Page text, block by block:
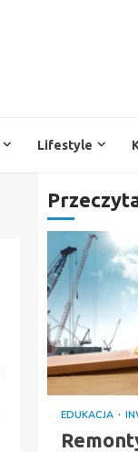
Lifestyle
EDUKACJA